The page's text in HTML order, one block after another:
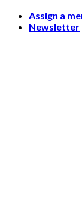
Skip
Assign a
Newsletter